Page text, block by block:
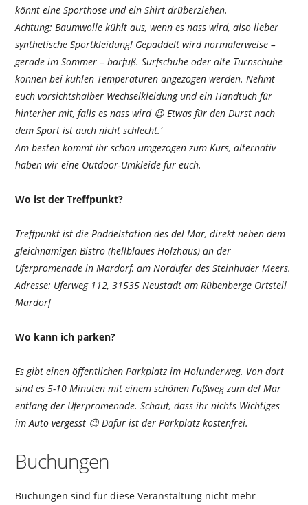
könnt eine Sporthose und ein Shirt drüberziehen.
Achtung: Baumwolle kühlt aus, wenn es nass wird, also lieber
synthetische Sportkleidung! Gepaddelt wird normalerweise –
gerade im Sommer – barfuß. Surfschuhe oder alte Turnschuhe
können bei kühlen Temperaturen angezogen werden. Nehmt
euch vorsichtshalber Wechselkleidung und ein Handtuch für
hinterher mit, falls es nass wird 😉 Etwas für den Durst nach
dem Sport ist auch nicht schlecht.‘
Am besten kommt ihr schon umgezogen zum Kurs, alternativ
haben wir eine Outdoor-Umkleide für euch.
Wo ist der Treffpunkt?
Treffpunkt ist die Paddelstation des del Mar, direkt neben dem
gleichnamigen Bistro (hellblaues Holzhaus) an der
Uferpromenade in Mardorf, am Nordufer des Steinhuder Meers.
Adresse: Uferweg 112, 31535 Neustadt am Rübenberge Ortsteil
Mardorf
Wo kann ich parken?
Es gibt einen öffentlichen Parkplatz im Holunderweg. Von dort
sind es 5-10 Minuten mit einem schönen Fußweg zum del Mar
entlang der Uferpromenade. Schaut, dass ihr nichts Wichtiges
im Auto vergesst 😉 Dafür ist der Parkplatz kostenfrei.
Buchungen
Buchungen sind für diese Veranstaltung nicht mehr